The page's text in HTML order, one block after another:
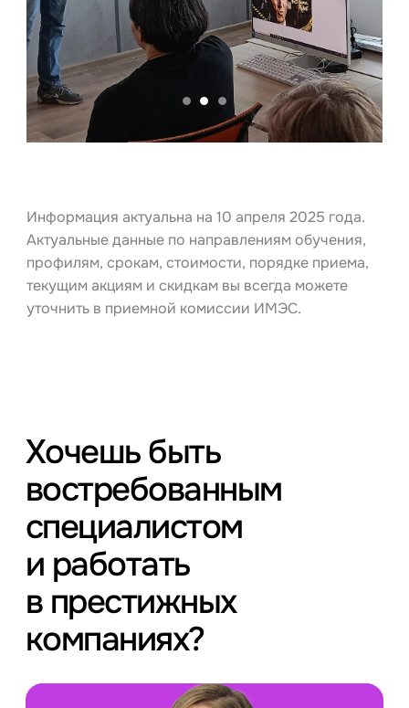
Информация актуальна на 10 апреля 2025 года.
Актуальные данные по направлениям обучения,
профилям, срокам, стоимости, порядке приема,
текущим акциям и скидкам вы всегда можете
уточнить в приемной комиссии ИМЭС.
Хочешь быть
востребованным
специалистом
и работать
в престижных
компаниях?